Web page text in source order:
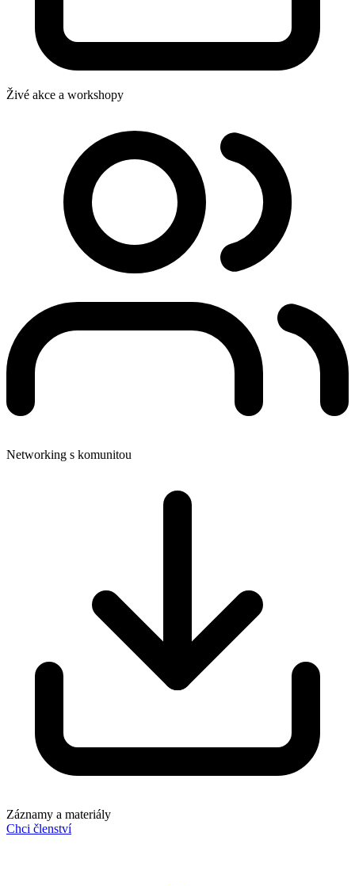
Živé akce a workshopy
Networking s komunitou
Záznamy a materiály
Chci členství